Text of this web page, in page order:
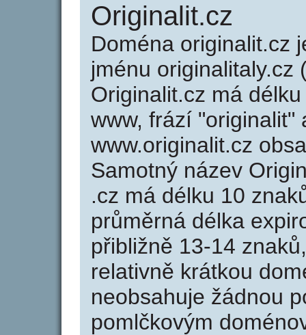
Originalit.cz
Doména originalit.cz
jménu originalitaly.cz
Originalit.cz má
www, frází "originalit"
www.originalit.cz
Samotný název
.cz má délku 10
průměrná délka
přibližně 13-14
relativně krátkou
neobsahuje žádnou
pomlčkovým